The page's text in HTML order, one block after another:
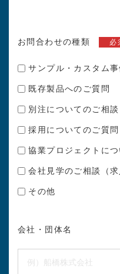
お問合わせの種類 必
サンプル・カスタム
既存製品へのご質問
別注についてのご相談
採用についてのご質問
協業プロジェクトに
会社見学のご相談（
その他
会社・団体名